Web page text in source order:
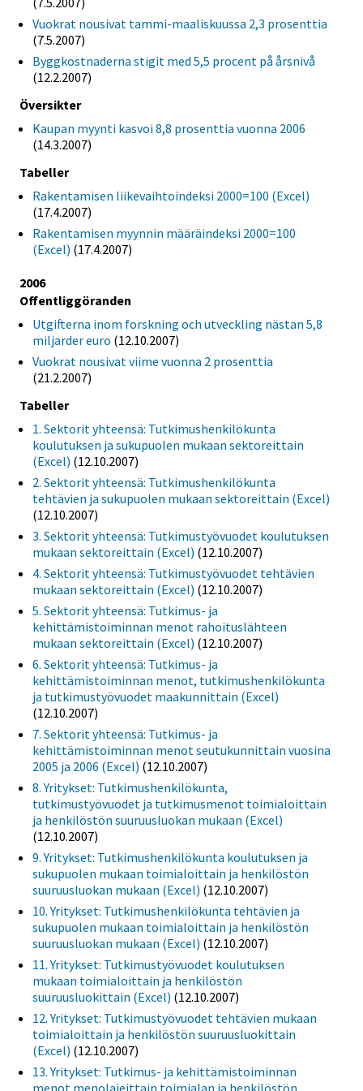
Vuokrat nousivat tammi-maaliskuussa 2,3 prosenttia
(7.5.2007)
Byggkostnaderna stigit med 5,5 procent på årsnivå
(12.2.2007)
Översikter
Kaupan myynti kasvoi 8,8 prosenttia vuonna 2006
(14.3.2007)
Tabeller
Rakentamisen liikevaihtoindeksi 2000=100 (Excel)
(17.4.2007)
Rakentamisen myynnin määräindeksi 2000=100
(Excel) (17.4.2007)
2006
Offentliggöranden
Utgifterna inom forskning och utveckling nästan 5,8
miljarder euro (12.10.2007)
Vuokrat nousivat viime vuonna 2 prosenttia
(21.2.2007)
Tabeller
1. Sektorit yhteensä: Tutkimushenkilökunta
koulutuksen ja sukupuolen mukaan sektoreittain
(Excel) (12.10.2007)
2. Sektorit yhteensä: Tutkimushenkilökunta
tehtävien ja sukupuolen mukaan sektoreittain (Excel)
(12.10.2007)
3. Sektorit yhteensä: Tutkimustyövuodet koulutuksen
mukaan sektoreittain (Excel) (12.10.2007)
4. Sektorit yhteensä: Tutkimustyövuodet tehtävien
mukaan sektoreittain (Excel) (12.10.2007)
5. Sektorit yhteensä: Tutkimus- ja
kehittämistoiminnan menot rahoituslähteen
mukaan sektoreittain (Excel) (12.10.2007)
6. Sektorit yhteensä: Tutkimus- ja
kehittämistoiminnan menot, tutkimushenkilökunta
ja tutkimustyövuodet maakunnittain (Excel)
(12.10.2007)
7. Sektorit yhteensä: Tutkimus- ja
kehittämistoiminnan menot seutukunnittain vuosina
2005 ja 2006 (Excel) (12.10.2007)
8. Yritykset: Tutkimushenkilökunta,
tutkimustyövuodet ja tutkimusmenot toimialoittain
ja henkilöstön suuruusluokan mukaan (Excel)
(12.10.2007)
9. Yritykset: Tutkimushenkilökunta koulutuksen ja
sukupuolen mukaan toimialoittain ja henkilöstön
suuruusluokan mukaan (Excel) (12.10.2007)
10. Yritykset: Tutkimushenkilökunta tehtävien ja
sukupuolen mukaan toimialoittain ja henkilöstön
suuruusluokan mukaan (Excel) (12.10.2007)
11. Yritykset: Tutkimustyövuodet koulutuksen
mukaan toimialoittain ja henkilöstön
suuruusluokittain (Excel) (12.10.2007)
12. Yritykset: Tutkimustyövuodet tehtävien mukaan
toimialoittain ja henkilöstön suuruusluokittain
(Excel) (12.10.2007)
13. Yritykset: Tutkimus- ja kehittämistoiminnan
menot menolajeittain toimialan ja henkilöstön